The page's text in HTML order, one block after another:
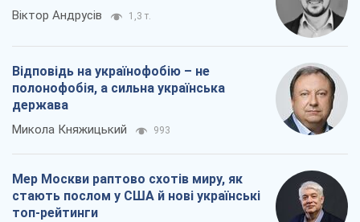
Віктор Андрусів 1,3 т.
Відповідь на українофобію – не
полонофобія, а сильна українська
держава
Микола Княжицький 993
Мер Москви раптово схотів миру, як
стають послом у США й нові українські
топ-рейтинги